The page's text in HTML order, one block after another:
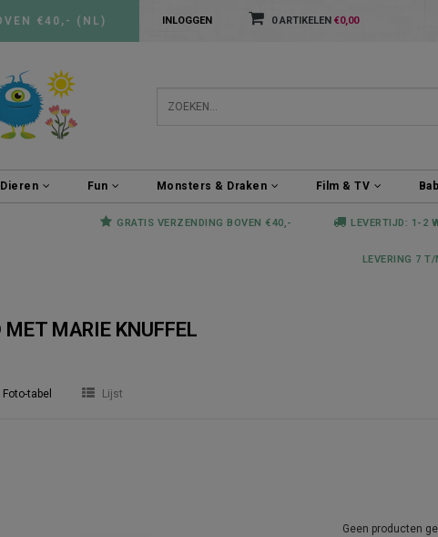
€40,- (NL) INLOGGEN 0 ARTIKELEN €0,00
Dieren Fun Monsters & Draken Film & TV
GRATIS VERZENDING BOVEN €40,- LEVERTIJD: 1-2
LEVERING 7
MET MARIE KNUFFEL
Foto-tabel Lijst
Geen producten